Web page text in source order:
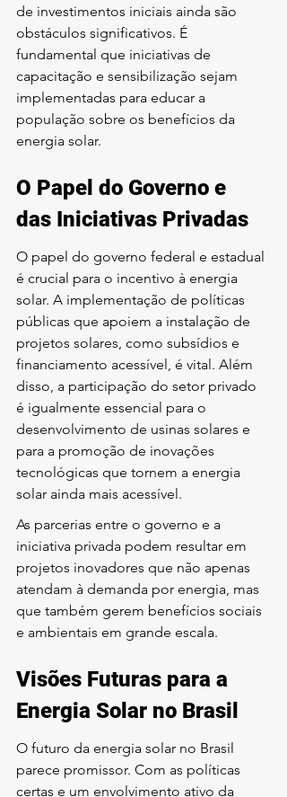
de investimentos iniciais ainda são
obstáculos significativos. É
fundamental que iniciativas de
capacitação e sensibilização sejam
implementadas para educar a
população sobre os benefícios da
energia solar.
O Papel do Governo e
das Iniciativas Privadas
O papel do governo federal e estadual
é crucial para o incentivo à energia
solar. A implementação de políticas
públicas que apoiem a instalação de
projetos solares, como subsídios e
financiamento acessível, é vital. Além
disso, a participação do setor privado
é igualmente essencial para o
desenvolvimento de usinas solares e
para a promoção de inovações
tecnológicas que tornem a energia
solar ainda mais acessível.
As parcerias entre o governo e a
iniciativa privada podem resultar em
projetos inovadores que não apenas
atendam à demanda por energia, mas
que também gerem benefícios sociais
e ambientais em grande escala.
Visões Futuras para a
Energia Solar no Brasil
O futuro da energia solar no Brasil
parece promissor. Com as políticas
certas e um envolvimento ativo da